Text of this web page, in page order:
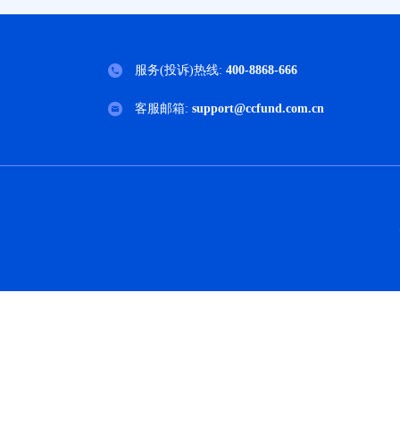
服务(投诉)热线: 400-8868-666
客服邮箱: support@ccfund.com.cn